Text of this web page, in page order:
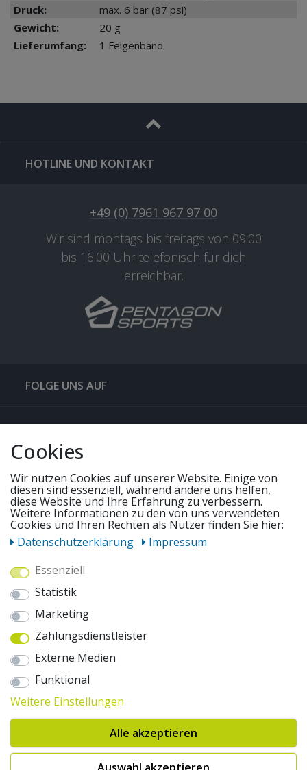
Druck:
max. 6 bar (87 psi)
Gewicht:
20 g
Lieferumfang:
1 Felgenband
HOTLINE UND KONTAKT
+49 (0) 7961 967 97 00
Wir sind montags bis freitags von 09:00
bis 16:00 Uhr telefonisch für dich
erreichbar.
FOLGE UNS AUF
QUICKLINKS & TIPPS
UNSERE ANGEBOTE
WIR VERSENDEN MIT
AUSZEICHNUNGEN & SICHERHEIT
© 2026 pentagonsports.de
Pentagon Sports GmbH & Co. KG
Daten­schutz­erklärung
Hinweise zur Batterieentsorgung
Cookie-Einstellungen ändern
Erklärung zur Barrierefreiheit
* Alle Preise inkl. gesetzlicher Mehrwertsteuer zuzüglich Versandkosten. Die
Cookies
Wir nutzen Cookies auf unserer Website. Einige von
diesen sind essenziell, während andere uns helfen,
diese Website und Ihre Erfahrung zu verbessern.
Weitere Informationen zu den von uns verwendeten
Cookies und Ihren Rechten als Nutzer finden Sie hier:
Daten­schutz­erklärung
Impressum
Essenziell
Statistik
Marketing
Zahlungsdienstleister
Externe Medien
Funktional
Weitere Einstellungen
Alle akzeptieren